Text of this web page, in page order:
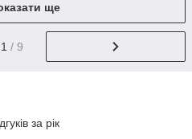
ще
1 / 9
за рік